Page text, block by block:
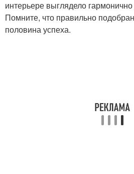
Силиконовые краски
интерьере выглядело
Помните, что правильно
половина успеха.